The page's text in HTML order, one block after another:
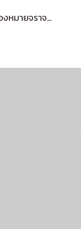
BISON ป้ายเครื่องหมายจราจร "ออก OUT" 45 cm.